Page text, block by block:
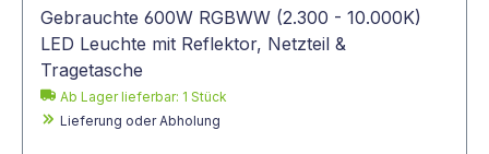
Gebrauchte 600W RGBWW (2.300 - 10.000K)
LED Leuchte mit Reflektor, Netzteil &
Tragetasche
Ab Lager lieferbar: 1 Stück
Lieferung oder Abholung